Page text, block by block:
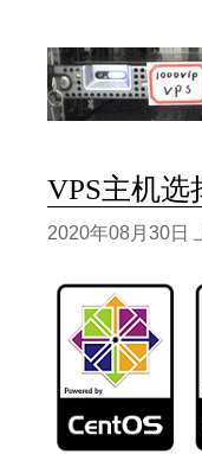
VPS主机选
2020年08月30日